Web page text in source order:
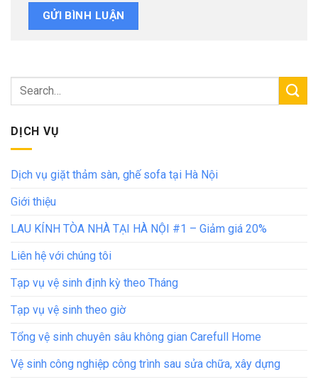
DỊCH VỤ
Dịch vụ giặt thảm sàn, ghế sofa tại Hà Nội
Giới thiệu
LAU KÍNH TÒA NHÀ TẠI HÀ NỘI #1 – Giảm giá 20%
Liên hệ với chúng tôi
Tạp vụ vệ sinh định kỳ theo Tháng
Tạp vụ vệ sinh theo giờ
Tổng vệ sinh chuyên sâu không gian Carefull Home
Vệ sinh công nghiệp công trình sau sửa chữa, xây dựng